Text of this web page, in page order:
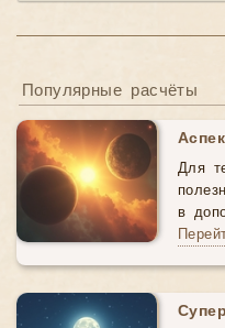
Популярные расчёты
Для
в